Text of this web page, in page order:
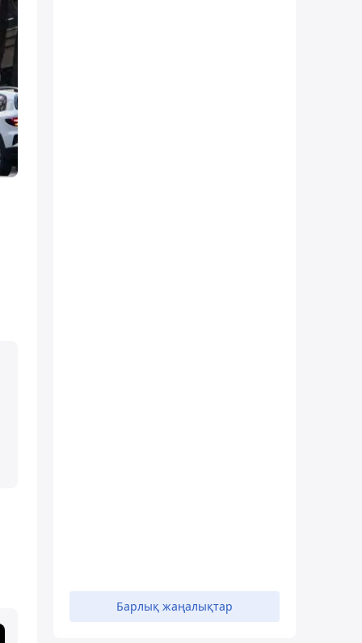
Барлық жаңалықтар